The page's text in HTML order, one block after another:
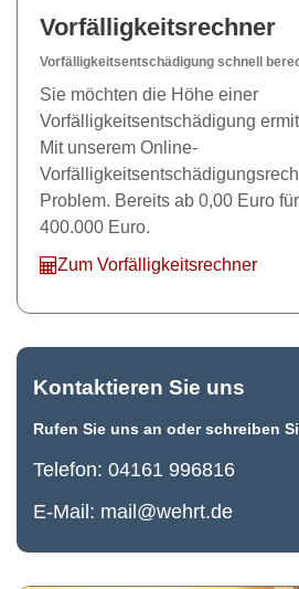
Vorfälligkeitsrechner
Vorfälligkeitsentschädigung schnell
Sie möchten die Höhe einer
Vorfälligkeitsentschädigung
Mit unserem Online-
Problem. Bereits ab 0,00 Euro
400.000 Euro.
Zum Vorfälligkeitsrechner
Kontaktieren Sie uns
Rufen Sie uns an oder schreiben
Telefon: 04161 996816
E-Mail: mail@wehrt.de